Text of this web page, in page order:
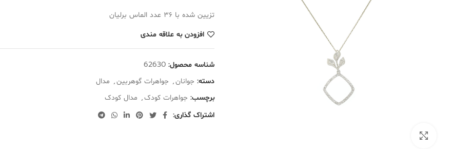
افزودن به علاقه مندی
شناسه محصول: 62630
دسته: جوانان, جواهرات گوهربین, مدال
برچسب: جواهرات کودک, مدال کودک
اشتراک گذاری: